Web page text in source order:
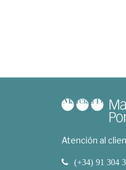
Atención al
(+34) 91 304